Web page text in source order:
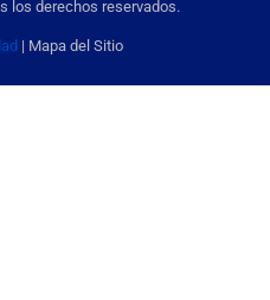
los derechos reservados.
| Mapa del Sitio